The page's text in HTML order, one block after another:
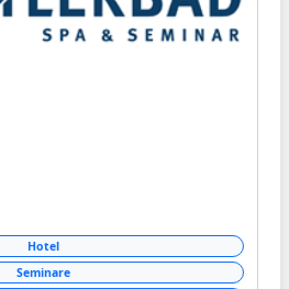
Hotel
Seminare